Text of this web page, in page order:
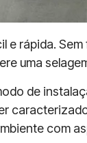
rápida. Sem
uma
de
com